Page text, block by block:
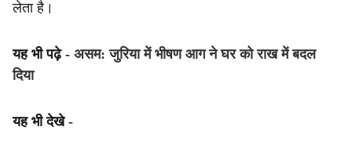
लेता है।
यह भी पढ़े - असम: जुरिया में भीषण आग ने घर को राख में बदल
दिया
यह भी देखे -